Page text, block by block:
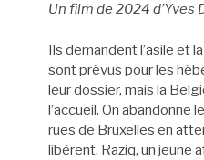
Un film de 2024 d’Yves
Ils demandent l’asile et
sont prévus pour les
leur dossier, mais la
l’accueil. On abandonne
rues de Bruxelles en
libèrent. Raziq, un jeune